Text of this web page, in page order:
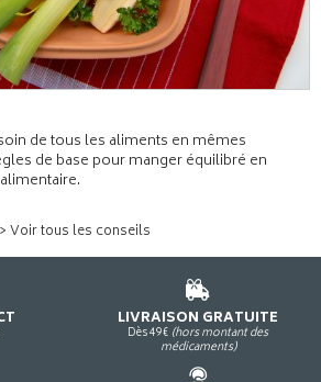
de tous les aliments en mêmes
de base pour manger équilibré en
> Voir tous les conseils
LIVRAISON GRATUITE
Dès 49€ (hors montant des
médicaments)